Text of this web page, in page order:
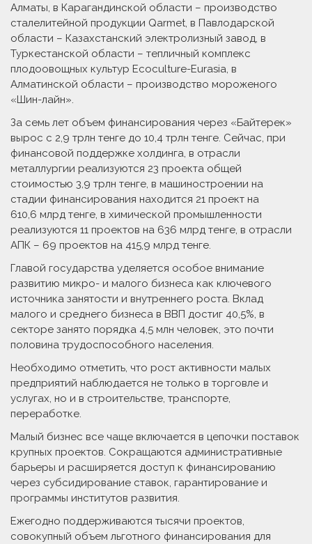
Алматы, в Карагандинской области – производство
сталелитейной продукции Qarmet, в Павлодарской
области – Казахстанский электролизный завод, в
Туркестанской области – тепличный комплекс
плодоовощных культур Ecoculture-Eurasia, в
Алматинской области – производство мороженого
«Шин-лайн».
За семь лет объем финансирования через «Байтерек»
вырос с 2,9 трлн тенге до 10,4 трлн тенге. Сейчас, при
финансовой поддерж­ке холдинга, в отрасли
металлургии реализуются 23 проекта общей
стоимостью 3,9 трлн тенге, в машиностроении на
стадии финансирования находится 21 проект на
610,6 млрд тенге, в химической промышленнос­ти
реализуются 11 проектов на 636 млрд тенге, в отрасли
АПК – 69 проектов на 415,9 млрд тенге.
Главой государства уделяется особое внимание
развитию микро- и малого бизнеса как ключевого
источника занятости и внутреннего роста. Вклад
малого и среднего бизнеса в ВВП достиг 40,5%, в
секторе занято порядка 4,5 млн человек, это почти
половина трудоспособного населения.
Необходимо отметить, что рост активности малых
предприятий наблюдается не только в торговле и
услугах, но и в строительстве, транспорте,
переработке.
Малый бизнес все чаще включается в цепочки поставок
крупных проектов. Сокращаются административные
барьеры и расширяется доступ к финансированию
через субсидирование ставок, гарантирование и
программы институтов развития.
Ежегодно поддерживаются тысячи проектов,
совокупный объем льготного финансирования для